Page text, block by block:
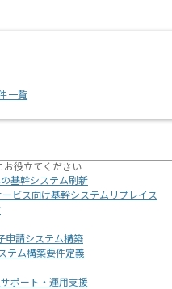
一覧
お役立てください
の基幹システム刷新
ビス向け基幹システムリプレイス
申請システム構築
テム構築要件定義
ポート・運用支援